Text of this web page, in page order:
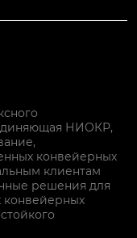
НИОКР,
конвейерных
клиентам
решения для
конвейерных